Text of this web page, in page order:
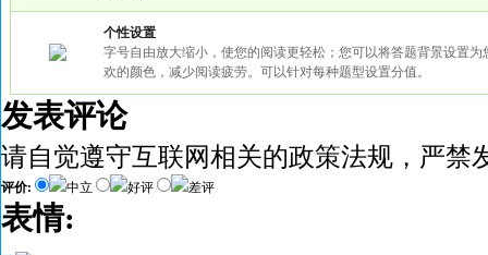
个性设置
字号自由放大缩小，使您的阅读更轻松；您可以将答题背景设置为
欢的颜色，减少阅读疲劳。可以针对每种题型设置分值。
发表评论
请自觉遵守互联网相关的政策法规，严禁
评价: 中立 好评 差评
表情: